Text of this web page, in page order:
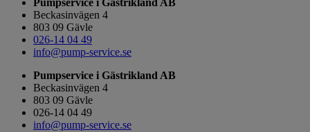
Pumpservice i Gästrikland AB
Beckasinvägen 4
803 09 Gävle
026-14 04 49
info@pump-service.se
Pumpservice i Gästrikland AB
Beckasinvägen 4
803 09 Gävle
026-14 04 49
info@pump-service.se